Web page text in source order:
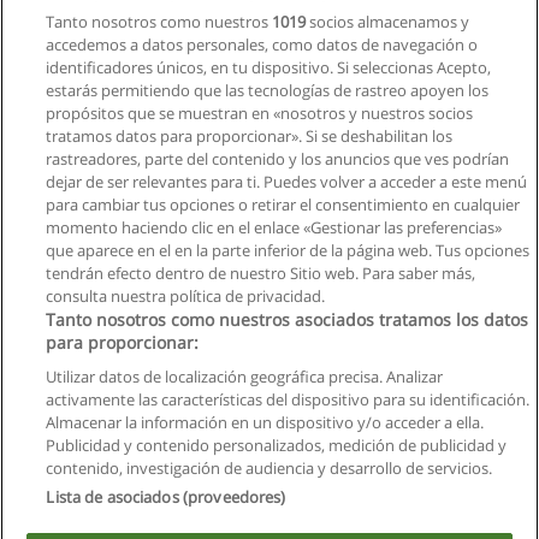
Solicita información
Diplomado - Gerencial para Cooperativas de
Ahorro y Crédito
Corporación Internacional de Educación Superior CIIDECO
Solicita información
Privacidad de datos
Contactar con Educaedu
Copyright © Educaedu Business S.L. - CIF : B-95610580: -
Tanto nosotros como nuestros 1019socios almacenamos y
accedemos a datos personales, como datos de navegación o
identificadores únicos, en tu dispositivo. Si seleccionas Acepto,
estarás permitiendo que las tecnologías de rastreo apoyen los
propósitos que se muestran en «nosotros y nuestros socios
tratamos datos para proporcionar». Si se deshabilitan los
rastreadores, parte del contenido y los anuncios que ves podrían
dejar de ser relevantes para ti. Puedes volver a acceder a este menú
para cambiar tus opciones o retirar el consentimiento en cualquier
momento haciendo clic en el enlace «Gestionar las preferencias»
que aparece en el en la parte inferior de la página web. Tus opciones
tendrán efecto dentro de nuestro Sitio web. Para saber más,
consulta nuestra política de privacidad.
Tanto nosotros como nuestros asociados tratamos los datos
para proporcionar:
Utilizar datos de localización geográfica precisa. Analizar
activamente las características del dispositivo para su identificación.
Almacenar la información en un dispositivo y/o acceder a ella.
Publicidad y contenido personalizados, medición de publicidad y
contenido, investigación de audiencia y desarrollo de servicios.
Lista de asociados (proveedores)